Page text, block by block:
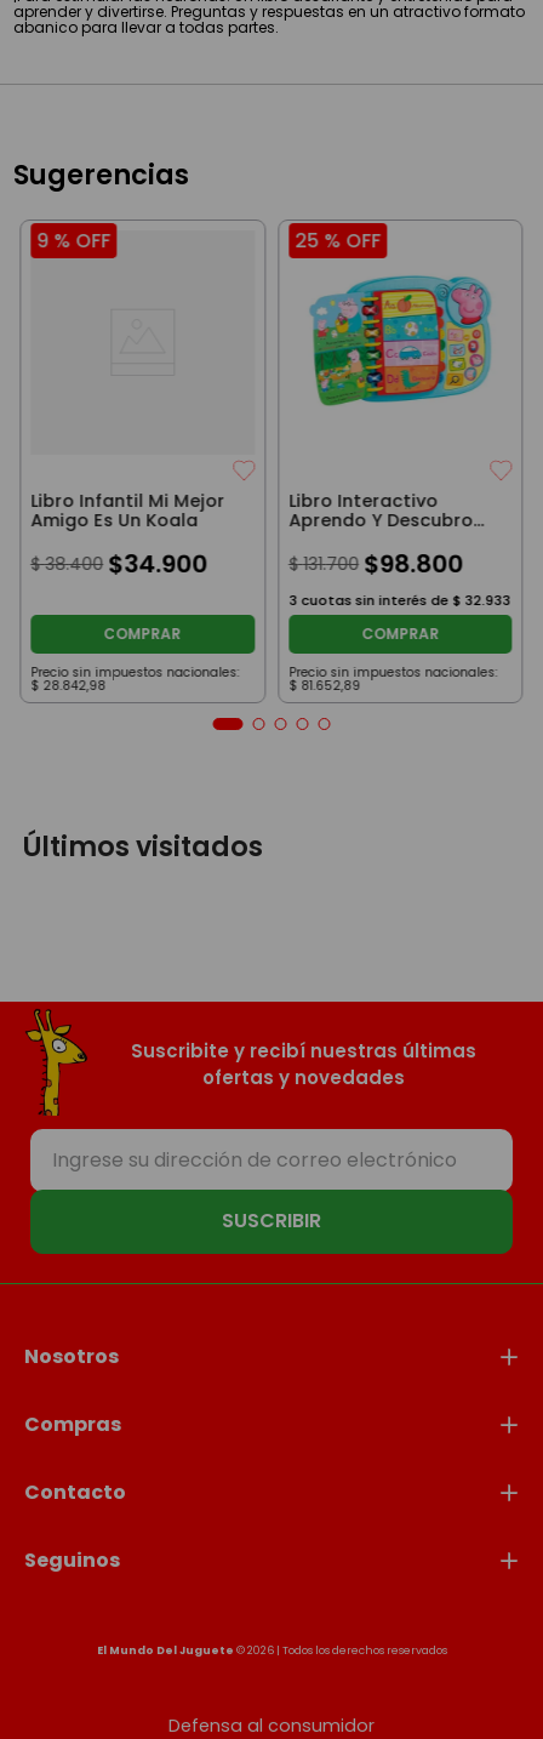
aprender y divertirse. Preguntas y respuestas en un atractivo formato
abanico para llevar a todas partes.
Sugerencias
9 % OFF
Libro Infantil Mi Mejor
Amigo Es Un Koala
$ 38.400 $34.900
COMPRAR
Precio sin impuestos nacionales:
$ 28.842,98
25 % OFF
Libro Interactivo
Aprendo Y Descubro
Con Peppa Pig
$ 131.700 $98.800
3 cuotas sin interés de $ 32.933
COMPRAR
Precio sin impuestos nacionales:
$ 81.652,89
Últimos visitados
Suscribite y recibí nuestras últimas
ofertas y novedades
SUSCRIBIR
Nosotros
Compras
Contacto
Seguinos
El Mundo Del Juguete © 2026 | Todos los derechos reservados
Defensa al consumidor